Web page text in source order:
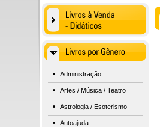
Administração
Artes / Música / Teatro
Astrologia / Esoterismo
Autoajuda